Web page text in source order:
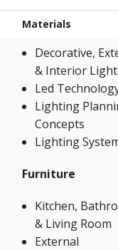
Materials
Decorative,
& Interior
Led
Lighting
Concepts
Lighting
Furniture
Kitchen,
& Living Room
External